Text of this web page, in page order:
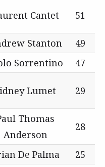
Cantet 51
Stanton
49
Sorrentino 47
Lumet 29
Thomas
Anderson
28
De Palma 25